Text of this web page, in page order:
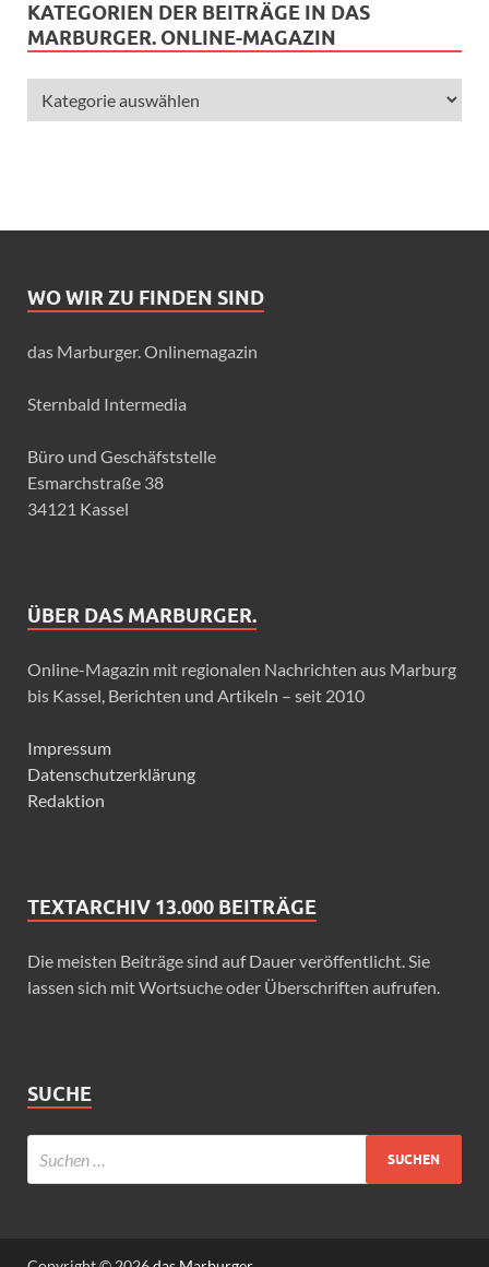
KATEGORIEN DER BEITRÄGE IN DAS
MARBURGER. ONLINE-MAGAZIN
WO WIR ZU FINDEN SIND
das Marburger. Onlinemagazin
Sternbald Intermedia
Büro und Geschäfststelle
Esmarchstraße 38
34121 Kassel
ÜBER DAS MARBURGER.
Online-Magazin mit regionalen Nachrichten aus Marburg
bis Kassel, Berichten und Artikeln – seit 2010
Impressum
Datenschutzerklärung
Redaktion
TEXTARCHIV 13.000 BEITRÄGE
Die meisten Beiträge sind auf Dauer veröffentlicht. Sie
lassen sich mit Wortsuche oder Überschriften aufrufen.
SUCHE